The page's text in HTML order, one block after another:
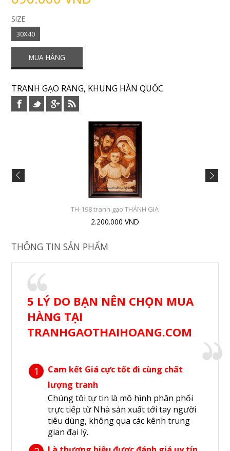
SIZE
30X40
TRANH GẠO RANG, KHUNG HÀN QUỐC
TH-198 tranh gạo THÁNH GIA
2.200.000 VND
THÔNG TIN SẢN PHẨM
5 LÝ DO BẠN NÊN CHỌN MUA
HÀNG TẠI
TRANHGAOTHAIHOANG.COM
1
Cam kết Giá cực tốt đi cùng chất
lượng tranh
Chúng tôi tự tin là mô hình phân phối
trực tiếp từ Nhà sản xuất tới tay người
tiêu dùng, không qua các kênh trung
gian đại lý.